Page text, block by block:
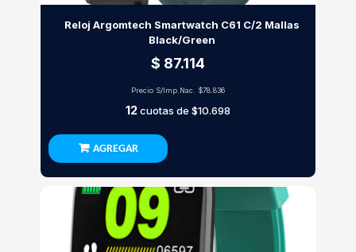
Reloj Argomtech Smartwatch C61 C/2 Mallas
Black/Green
$ 87.114
Precio S/Imp.Nac. $78.836
12cuotas de $10.698
AGREGAR